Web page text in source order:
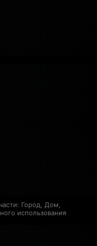
Город, Дом,
использования